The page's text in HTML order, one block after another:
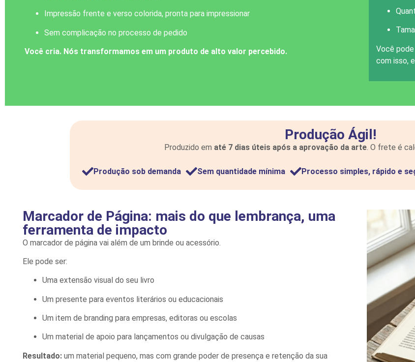
Impressão frente e verso colorida, pronta para impressionar
Sem complicação no processo de pedido
Você cria. Nós transformamos em um produto de alto valor percebido. Você pode
com isso,
Produção Ágil!
Produzido em até 7 dias úteis após a aprovação da arte. O frete é
Produção sob demanda Sem quantidade mínima Processo simples, rápido e
Marcador de Página: mais do que lembrança, uma
ferramenta de impacto
O marcador de página vai além de um brinde ou acessório.
Ele pode ser:
Uma extensão visual do seu livro
Um presente para eventos literários ou educacionais
Um item de branding para empresas, editoras ou escolas
Um material de apoio para lançamentos ou divulgação de causas
Resultado: um material pequeno, mas com grande poder de presença e retenção da sua